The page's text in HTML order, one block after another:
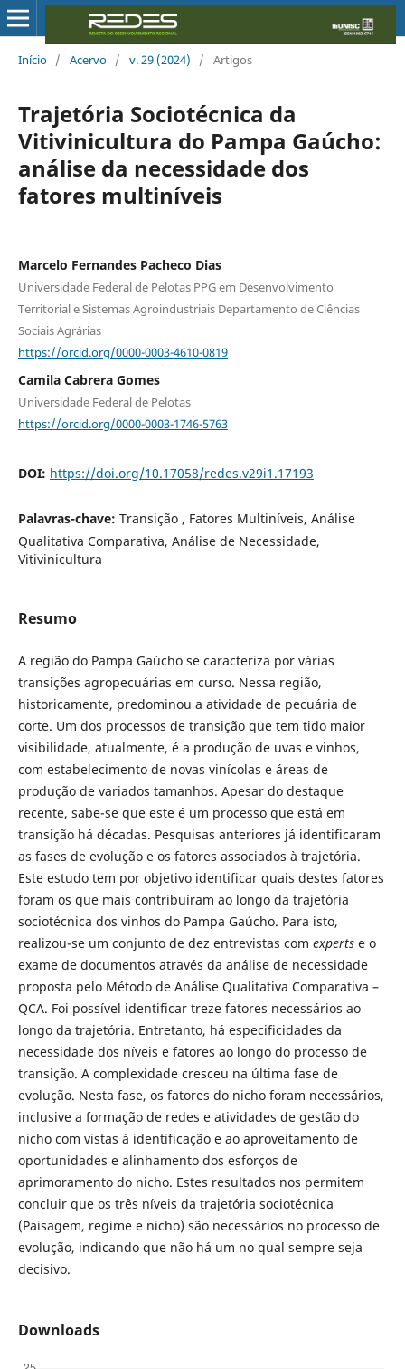
Início / Acervo / v. 29 (2024) / Artigos
Trajetória Sociotécnica da
Vitivinicultura do Pampa Gaúcho:
análise da necessidade dos
fatores multiníveis
Marcelo Fernandes Pacheco Dias
Universidade Federal de Pelotas PPG em Desenvolvimento
Territorial e Sistemas Agroindustriais Departamento de Ciências
Sociais Agrárias
https://orcid.org/0000-0003-4610-0819
Camila Cabrera Gomes
Universidade Federal de Pelotas
https://orcid.org/0000-0003-1746-5763
DOI: https://doi.org/10.17058/redes.v29i1.17193
Palavras-chave: Transição , Fatores Multiníveis, Análise
Qualitativa Comparativa, Análise de Necessidade,
Vitivinicultura
Resumo
A região do Pampa Gaúcho se caracteriza por várias
transições agropecuárias em curso. Nessa região,
historicamente, predominou a atividade de pecuária de
corte. Um dos processos de transição que tem tido maior
visibilidade, atualmente, é a produção de uvas e vinhos,
com estabelecimento de novas vinícolas e áreas de
produção de variados tamanhos. Apesar do destaque
recente, sabe-se que este é um processo que está em
transição há décadas. Pesquisas anteriores já identificaram
as fases de evolução e os fatores associados à trajetória.
Este estudo tem por objetivo identificar quais destes fatores
foram os que mais contribuíram ao longo da trajetória
sociotécnica dos vinhos do Pampa Gaúcho. Para isto,
realizou-se um conjunto de dez entrevistas com expertse o
exame de documentos através da análise de necessidade
proposta pelo Método de Análise Qualitativa Comparativa –
QCA. Foi possível identificar treze fatores necessários ao
longo da trajetória. Entretanto, há especificidades da
necessidade dos níveis e fatores ao longo do processo de
transição. A complexidade cresceu na última fase de
evolução. Nesta fase, os fatores do nicho foram necessários,
inclusive a formação de redes e atividades de gestão do
nicho com vistas à identificação e ao aproveitamento de
oportunidades e alinhamento dos esforços de
aprimoramento do nicho. Estes resultados nos permitem
concluir que os três níveis da trajetória sociotécnica
(Paisagem, regime e nicho) são necessários no processo de
evolução, indicando que não há um no qual sempre seja
decisivo.
Downloads